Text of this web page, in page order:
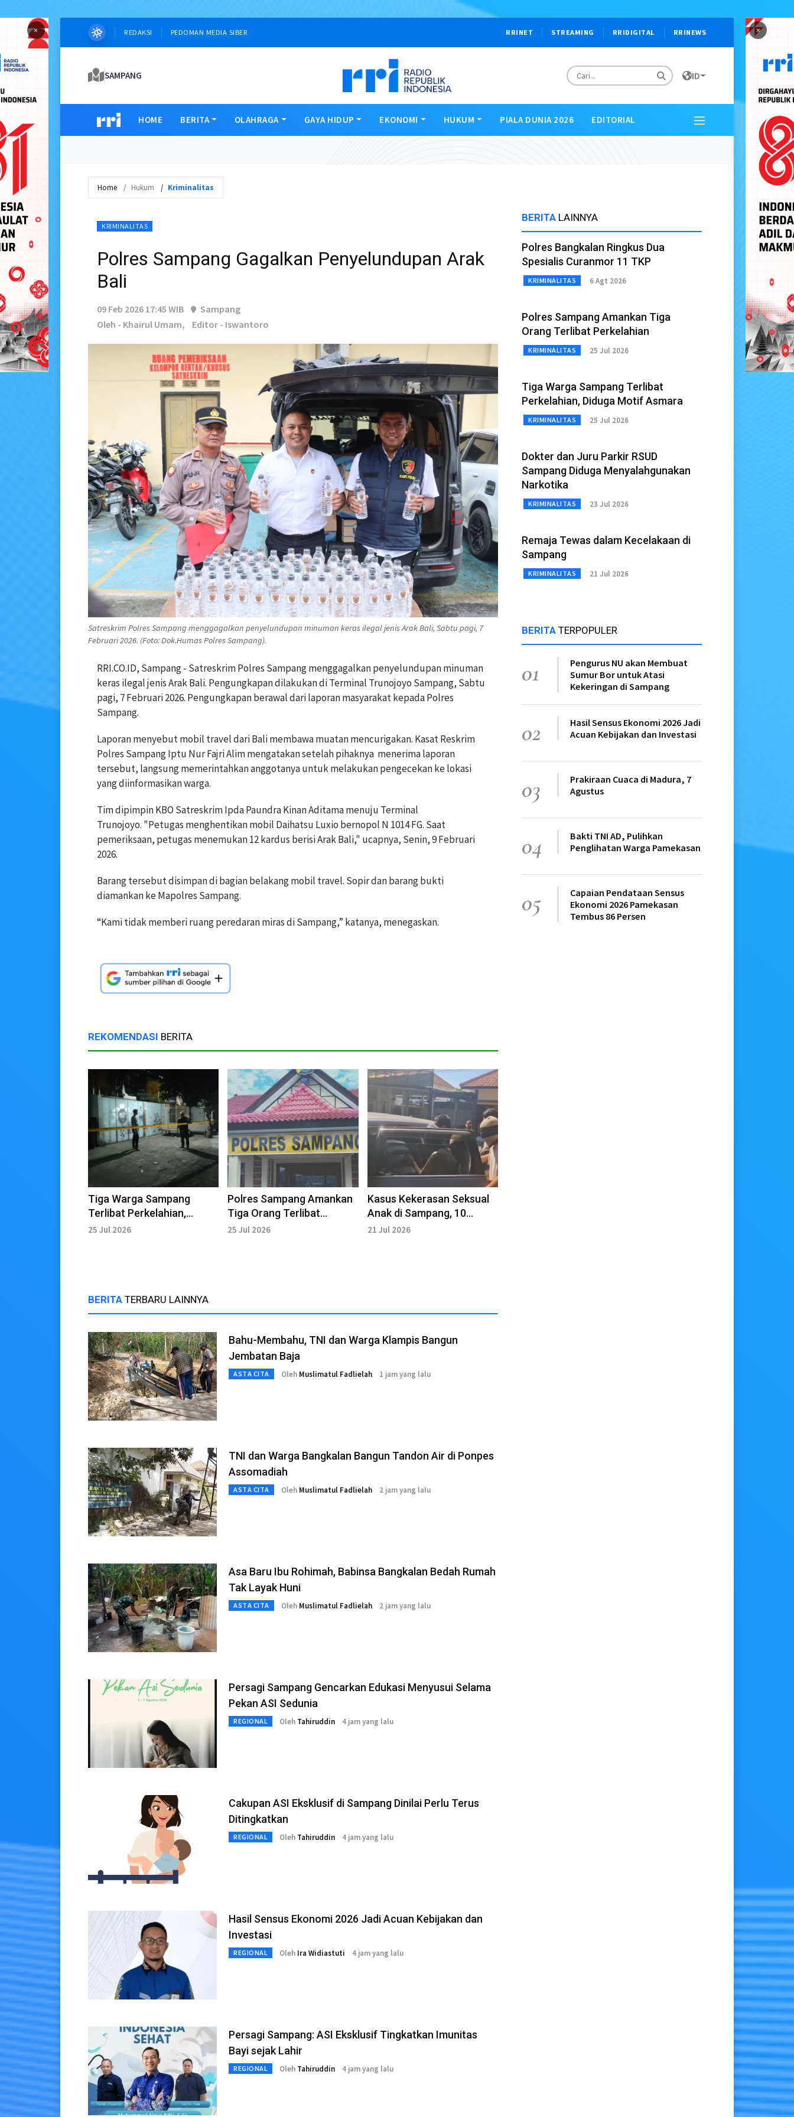
× ×
REDAKSI PEDOMAN MEDIA SIBER RRINET STREAMING RRIDIGITAL RRINEWS
SAMPANG ID
HOME BERITA OLAHRAGA GAYA HIDUP EKONOMI HUKUM PIALA DUNIA 2026 EDITORIAL
Home Hukum Kriminalitas
KRIMINALITAS
Polres Sampang Gagalkan Penyelundupan Arak
Bali
09 Feb 2026 17:45 WIB
Sampang
Oleh - Khairul Umam,
Editor - Iswantoro
Satreskrim Polres Sampang menggagalkan penyelundupan minuman keras ilegal jenis Arak Bali, Sabtu pagi, 7
Februari 2026. (Foto: Dok.Humas Polres Sampang).
RRI.CO.ID, Sampang - Satreskrim Polres Sampang menggagalkan penyelundupan minuman
keras ilegal jenis Arak Bali. Pengungkapan dilakukan di Terminal Trunojoyo Sampang, Sabtu
pagi, 7 Februari 2026. Pengungkapan berawal dari laporan masyarakat kepada Polres
Sampang.
Laporan menyebut mobil travel dari Bali membawa muatan mencurigakan. Kasat Reskrim
Polres Sampang Iptu Nur Fajri Alim mengatakan setelah pihaknya menerima laporan
tersebut, langsung memerintahkan anggotanya untuk melakukan pengecekan ke lokasi
yang diinformasikan warga.
Tim dipimpin KBO Satreskrim Ipda Paundra Kinan Aditama menuju Terminal
Trunojoyo. "Petugas menghentikan mobil Daihatsu Luxio bernopol N 1014 FG. Saat
pemeriksaan, petugas menemukan 12 kardus berisi Arak Bali," ucapnya, Senin, 9 Februari
2026.
Barang tersebut disimpan di bagian belakang mobil travel. Sopir dan barang bukti
diamankan ke Mapolres Sampang.
“Kami tidak memberi ruang peredaran miras di Sampang,” katanya, menegaskan.
REKOMENDASI BERITA
Tiga Warga Sampang
Terlibat Perkelahian,
Diduga Motif Asmara
25 Jul 2026
Polres Sampang Amankan
Tiga Orang Terlibat
Perkelahian
25 Jul 2026
Kasus Kekerasan Seksual
Anak di Sampang, 10
Pelaku Masih Buron
21 Jul 2026
BERITA TERBARU LAINNYA
Bahu-Membahu, TNI dan Warga Klampis Bangun
Jembatan Baja
ASTA CITA Oleh Muslimatul Fadlielah 1 jam yang lalu
TNI dan Warga Bangkalan Bangun Tandon Air di Ponpes
Assomadiah
ASTA CITA Oleh Muslimatul Fadlielah 2 jam yang lalu
Asa Baru Ibu Rohimah, Babinsa Bangkalan Bedah Rumah
Tak Layak Huni
ASTA CITA Oleh Muslimatul Fadlielah 2 jam yang lalu
Persagi Sampang Gencarkan Edukasi Menyusui Selama
Pekan ASI Sedunia
REGIONAL Oleh Tahiruddin 4 jam yang lalu
Cakupan ASI Eksklusif di Sampang Dinilai Perlu Terus
Ditingkatkan
REGIONAL Oleh Tahiruddin 4 jam yang lalu
Hasil Sensus Ekonomi 2026 Jadi Acuan Kebijakan dan
Investasi
REGIONAL Oleh Ira Widiastuti 4 jam yang lalu
Persagi Sampang: ASI Eksklusif Tingkatkan Imunitas
Bayi sejak Lahir
REGIONAL Oleh Tahiruddin 4 jam yang lalu
BERITA LAINNYA
Polres Bangkalan Ringkus Dua
Spesialis Curanmor 11 TKP
KRIMINALITAS 6 Agt 2026
Polres Sampang Amankan Tiga
Orang Terlibat Perkelahian
KRIMINALITAS 25 Jul 2026
Tiga Warga Sampang Terlibat
Perkelahian, Diduga Motif Asmara
KRIMINALITAS 25 Jul 2026
Dokter dan Juru Parkir RSUD
Sampang Diduga Menyalahgunakan
Narkotika
KRIMINALITAS 23 Jul 2026
Remaja Tewas dalam Kecelakaan di
Sampang
KRIMINALITAS 21 Jul 2026
BERITA TERPOPULER
01
Pengurus NU akan Membuat
Sumur Bor untuk Atasi
Kekeringan di Sampang
02
Hasil Sensus Ekonomi 2026 Jadi
Acuan Kebijakan dan Investasi
03
Prakiraan Cuaca di Madura, 7
Agustus
04
Bakti TNI AD, Pulihkan
Penglihatan Warga Pamekasan
05
Capaian Pendataan Sensus
Ekonomi 2026 Pamekasan
Tembus 86 Persen